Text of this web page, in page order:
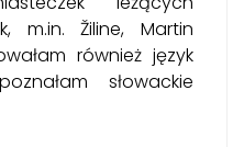
m.in. Žiline, Martin
również język
słowackie